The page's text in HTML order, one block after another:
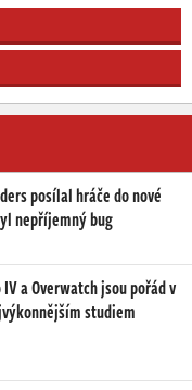
posílal hráče do nové
nepříjemný bug
a Overwatch jsou pořád v
studiem